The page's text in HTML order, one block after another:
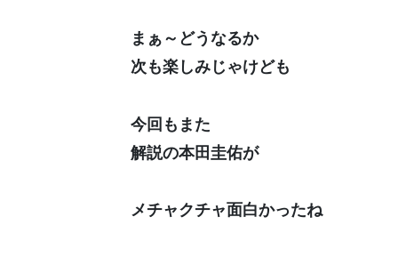
まぁ～どうなるか
次も楽しみじゃけども
今回もまた
解説の本田圭佑が
メチャクチャ面白かったね